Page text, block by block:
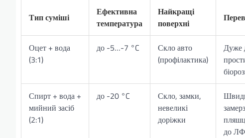
Тип суміші
Ефективна
температура
Найкращі
поверхні
Оцет + вода
(3:1)
до -5…-7 °C
Скло авто
(профілактика)
Дуже
Спирт + вода +
мийний засіб
(2:1)
до -20 °C
Скло, замки,
невеликі
доріжки
до